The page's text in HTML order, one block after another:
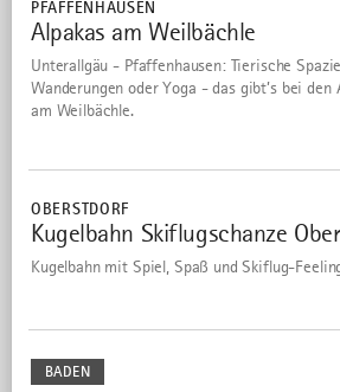
PFAFFENHAUSEN
9
Alpakas am Weilbächle
Unterallgäu - Pfaffenhausen: Tierische
Wanderungen oder Yoga - das gibt’s bei den
am Weilbächle.
OBERSTDORF
10
Kugelbahn Skiflugschanze
Kugelbahn mit Spiel, Spaß und Skiflug-
BADEN
dazu